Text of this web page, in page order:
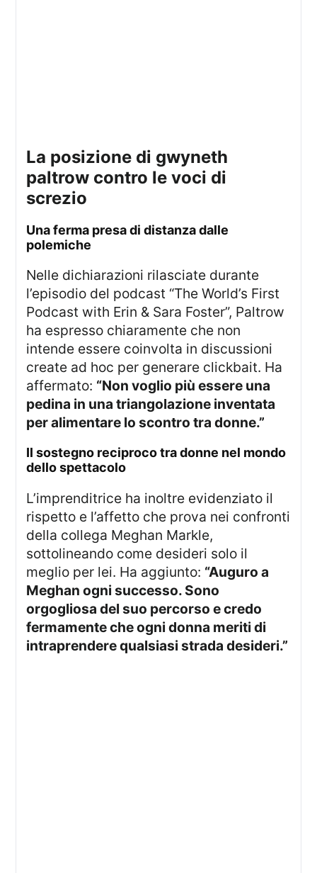
la posizione di gwyneth
paltrow contro le voci di
screzio
una ferma presa di distanza dalle
polemiche
Nelle dichiarazioni rilasciate durante
l’episodio del podcast “The World’s First
Podcast with Erin & Sara Foster”, Paltrow
ha espresso chiaramente che non
intende essere coinvolta in discussioni
create ad hoc per generare clickbait. Ha
affermato: “Non voglio più essere una
pedina in una triangolazione inventata
per alimentare lo scontro tra donne.”
il sostegno reciproco tra donne nel mondo
dello spettacolo
L’imprenditrice ha inoltre evidenziato il
rispetto e l’affetto che prova nei confronti
della collega Meghan Markle,
sottolineando come desideri solo il
meglio per lei. Ha aggiunto: “Auguro a
Meghan ogni successo. Sono
orgogliosa del suo percorso e credo
fermamente che ogni donna meriti di
intraprendere qualsiasi strada desideri.”